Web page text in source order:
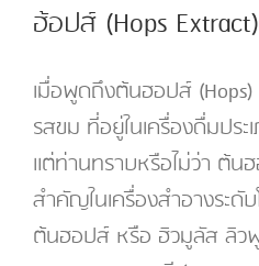
ฮ้อปส์ (Hops Extract)
เมื่อพูดถึงต้นฮอปส์
รสขม ที่อยู่ในเครื่องดื่มประ
แต่ท่านทราบหรือไม่ว่า ต้น
สำคัญในเครื่องสำอางระดั
ต้นฮอปส์ หรือ ฮิวมูลัส ลิว